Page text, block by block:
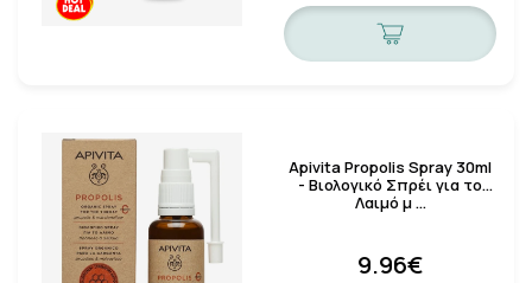
Apivita Propolis Spray 30ml
- Βιολογικό Σπρέι για το
Λαιμό μ …
9.96€